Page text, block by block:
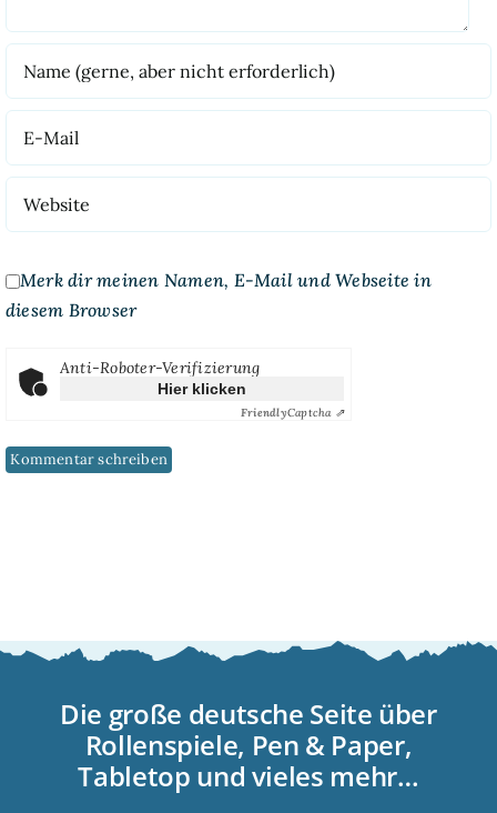
Merk dir meinen Namen, E-Mail und Webseite in
diesem Browser
Anti-Roboter-Verifizierung
Hier klicken
FriendlyCaptcha ⇗
Die große deutsche Seite über
Rollenspiele, Pen & Paper,
Tabletop und vieles mehr…